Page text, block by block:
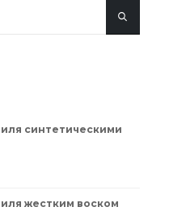
синтетическими
жестким воском